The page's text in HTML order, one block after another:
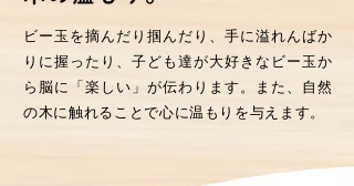
ビー玉を摘んだり掴んだり、手に溢れんばか
りに握ったり、子ども達が大好きなビー玉か
ら脳に「楽しい」が伝わります。また、自然
の木に触れることで心に温もりを与えます。